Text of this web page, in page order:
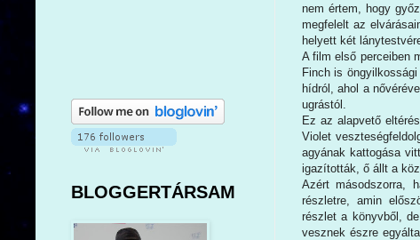
nem értem, hogy
megfelelt az
helyett két
A film első perceiben
Finch is
hídról, ahol a
ugrástól.
Ez az alapvető
Violet
agyának kattogása
igazították, ő állt a
Azért másodszorra,
részletre, amin
részlet a könyvből,
vesznek észre
BLOGGERTÁRSAM